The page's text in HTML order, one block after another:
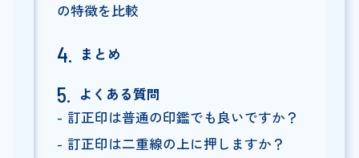
の特徴を比較
まとめ
よくある質問
訂正印は普通の印鑑でも良いですか？
訂正印は二重線の上に押しますか？